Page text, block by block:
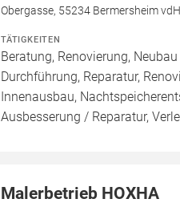
Obergasse, 55234 Bermersheim
TÄTIGKEITEN
Beratung, Renovierung,
Durchführung, Reparatur,
Innenausbau,
Ausbesserung / Reparatur,
Malerbetrieb HOXHA